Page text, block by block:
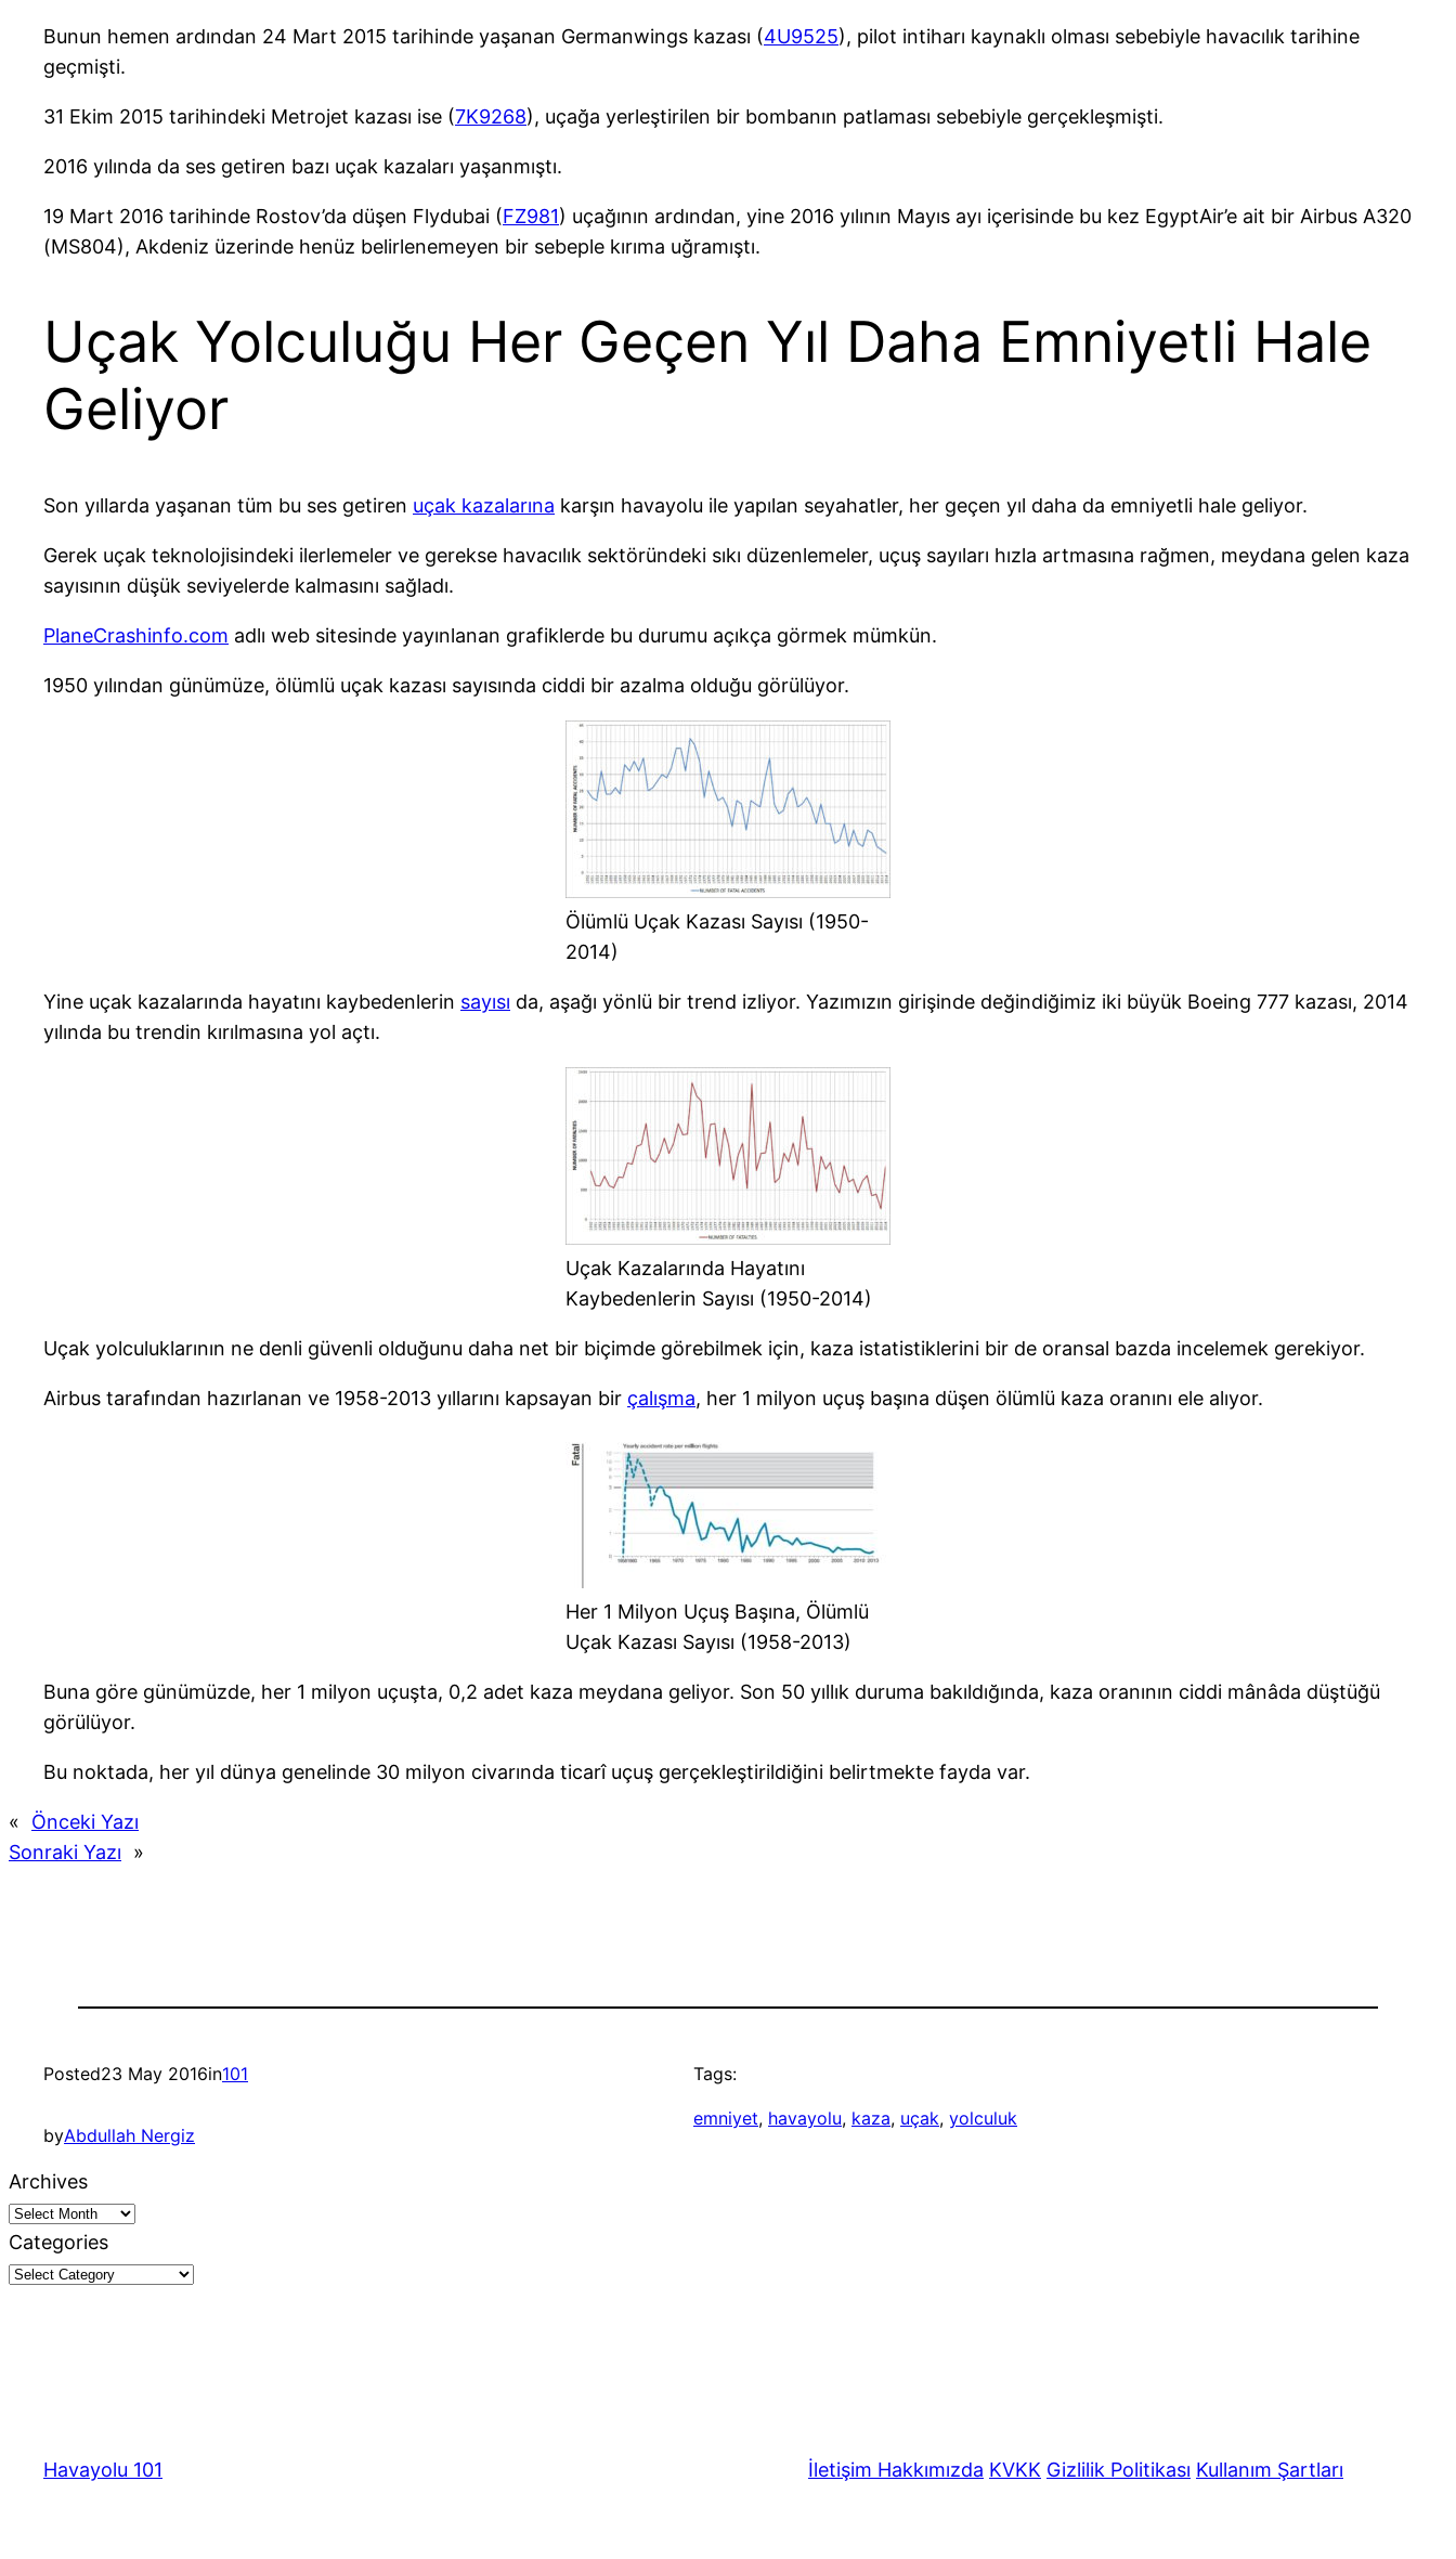
Bunun hemen ardından 24 Mart 2015 tarihinde yaşanan Germanwings kazası (4U9525), pilot intiharı kaynaklı olması sebebiyle havacılık tarihine
geçmişti.
31 Ekim 2015 tarihindeki Metrojet kazası ise (7K9268), uçağa yerleştirilen bir bombanın patlaması sebebiyle gerçekleşmişti.
2016 yılında da ses getiren bazı uçak kazaları yaşanmıştı.
19 Mart 2016 tarihinde Rostov’da düşen Flydubai (FZ981) uçağının ardından, yine 2016 yılının Mayıs ayı içerisinde bu kez EgyptAir’e ait bir Airbus A320
(MS804), Akdeniz üzerinde henüz belirlenemeyen bir sebeple kırıma uğramıştı.
Uçak Yolculuğu Her Geçen Yıl Daha Emniyetli Hale
Geliyor
Son yıllarda yaşanan tüm bu ses getiren uçak kazalarına karşın havayolu ile yapılan seyahatler, her geçen yıl daha da emniyetli hale geliyor.
Gerek uçak teknolojisindeki ilerlemeler ve gerekse havacılık sektöründeki sıkı düzenlemeler, uçuş sayıları hızla artmasına rağmen, meydana gelen kaza
sayısının düşük seviyelerde kalmasını sağladı.
PlaneCrashinfo.com adlı web sitesinde yayınlanan grafiklerde bu durumu açıkça görmek mümkün.
1950 yılından günümüze, ölümlü uçak kazası sayısında ciddi bir azalma olduğu görülüyor.
Ölümlü Uçak Kazası Sayısı (1950-
2014)
Yine uçak kazalarında hayatını kaybedenlerin sayısı da, aşağı yönlü bir trend izliyor. Yazımızın girişinde değindiğimiz iki büyük Boeing 777 kazası, 2014
yılında bu trendin kırılmasına yol açtı.
Uçak Kazalarında Hayatını
Kaybedenlerin Sayısı (1950-2014)
Uçak yolculuklarının ne denli güvenli olduğunu daha net bir biçimde görebilmek için, kaza istatistiklerini bir de oransal bazda incelemek gerekiyor.
Airbus tarafından hazırlanan ve 1958-2013 yıllarını kapsayan bir çalışma, her 1 milyon uçuş başına düşen ölümlü kaza oranını ele alıyor.
Her 1 Milyon Uçuş Başına, Ölümlü
Uçak Kazası Sayısı (1958-2013)
Buna göre günümüzde, her 1 milyon uçuşta, 0,2 adet kaza meydana geliyor. Son 50 yıllık duruma bakıldığında, kaza oranının ciddi mânâda düştüğü
görülüyor.
Bu noktada, her yıl dünya genelinde 30 milyon civarında ticarî uçuş gerçekleştirildiğini belirtmekte fayda var.
«
Önceki Yazı
Sonraki Yazı
»
Posted23 May 2016in101
byAbdullah Nergiz
Tags:
emniyet, havayolu, kaza, uçak, yolculuk
Archives
Categories
Havayolu 101 İletişim Hakkımızda KVKK Gizlilik Politikası Kullanım Şartları